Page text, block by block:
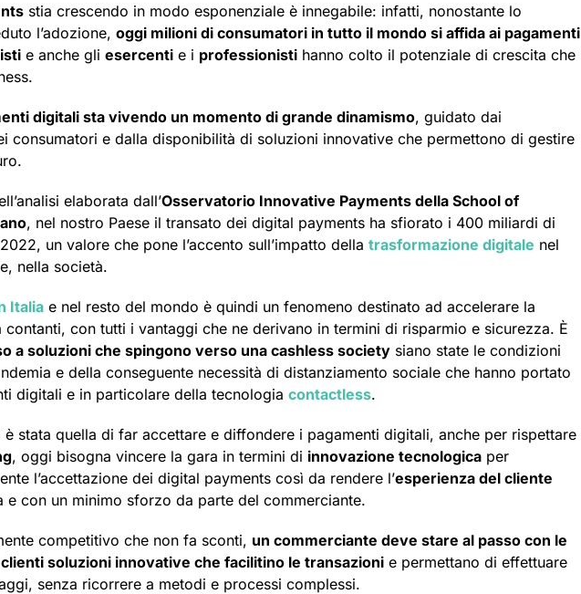
stia crescendo in modo esponenziale è innegabile: infatti, nonostante lo
l’adozione, oggi milioni di consumatori in tutto il mondo si affida ai pagamenti
e anche gli esercenti e i professionisti hanno colto il potenziale di crescita che
digitali sta vivendo un momento di grande dinamismo, guidato dai
consumatori e dalla disponibilità di soluzioni innovative che permettono di gestire
elaborata dall’Osservatorio Innovative Payments della School of
, nel nostro Paese il transato dei digital payments ha sfiorato i 400 miliardi di
un valore che pone l’accento sull’impatto della trasformazione digitale nel
nella società.
Italia e nel resto del mondo è quindi un fenomeno destinato ad accelerare la
con tutti i vantaggi che ne derivano in termini di risparmio e sicurezza. È
a soluzioni che spingono verso una cashless society siano state le condizioni
e della conseguente necessità di distanziamento sociale che hanno portato
digitali e in particolare della tecnologia contactless.
stata quella di far accettare e diffondere i pagamenti digitali, anche per rispettare
, oggi bisogna vincere la gara in termini di innovazione tecnologica per
l’accettazione dei digital payments così da rendere l’esperienza del cliente
e con un minimo sforzo da parte del commerciante.
competitivo che non fa sconti, un commerciante deve stare al passo con le
soluzioni innovative che facilitino le transazioni e permettano di effettuare
senza ricorrere a metodi e processi complessi.